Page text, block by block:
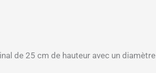
de 25 cm de hauteur avec un